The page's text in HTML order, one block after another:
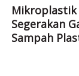
Mikroplastik
Segerakan
Sampah